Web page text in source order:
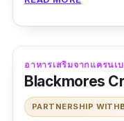
แร่ธาตุกว่า 18 ชนิ
ซี วิตามินบี 2 วิตา
เหล็ก กรดโฟลิค ฯ
อาหารเสริมจากแครน
Blackmores
PARTNERSHIP WITH